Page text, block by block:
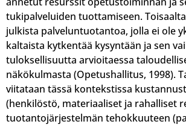
tukipalveluiden tuottamiseen.
julkista palveluntuotantoa, jolla ei ole
kaltaista kytkentää kysyntään ja sen
tuloksellisuutta arvioitaessa
näkökulmasta (Opetushallitus, 1998).
viitataan tässä kontekstissa
(henkilöstö, materiaaliset ja rahalliset
tuotantojärjestelmän tehokkuuteen